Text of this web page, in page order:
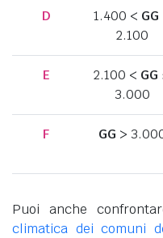
D 1.400 < GG
2.100
E 2.100 < GG
3.000
F GG >
Puoi anche
climatica dei comuni